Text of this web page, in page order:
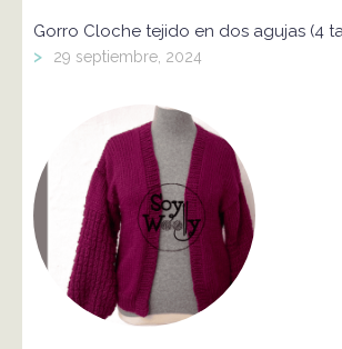
Gorro Cloche tejido en dos agujas (4
> 29 septiembre, 2024